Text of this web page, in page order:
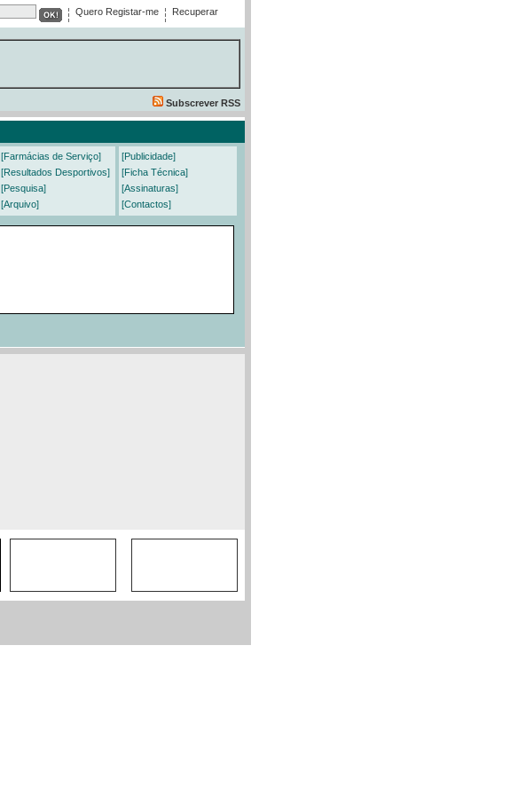
Quero Registar-me
Recuperar
Subscrever RSS
[Farmácias de Serviço]
[Resultados Desportivos]
[Pesquisa]
[Arquivo]
[Publicidade]
[Ficha Técnica]
[Assinaturas]
[Contactos]